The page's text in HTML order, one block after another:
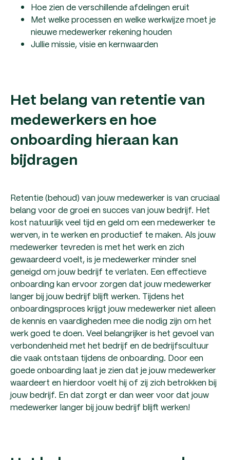
Hoe zien de verschillende afdelingen eruit
Met welke processen en welke werkwijze moet je
nieuwe medewerker rekening houden
Jullie missie, visie en kernwaarden
Het belang van retentie van
medewerkers en hoe
onboarding hieraan kan
bijdragen
Retentie (behoud) van jouw medewerker is van cruciaal
belang voor de groei en succes van jouw bedrijf. Het
kost natuurlijk veel tijd en geld om een medewerker te
werven, in te werken en productief te maken. Als jouw
medewerker tevreden is met het werk en zich
gewaardeerd voelt, is je medewerker minder snel
geneigd om jouw bedrijf te verlaten. Een effectieve
onboarding kan ervoor zorgen dat jouw medewerker
langer bij jouw bedrijf blijft werken. Tijdens het
onboardingsproces krijgt jouw medewerker niet alleen
de kennis en vaardigheden mee die nodig zijn om het
werk goed te doen. Veel belangrijker is het gevoel van
verbondenheid met het bedrijf en de bedrijfscultuur
die vaak ontstaan tijdens de onboarding. Door een
goede onboarding laat je zien dat je jouw medewerker
waardeert en hierdoor voelt hij of zij zich betrokken bij
jouw bedrijf. En dat zorgt er dan weer voor dat jouw
medewerker langer bij jouw bedrijf blijft werken!